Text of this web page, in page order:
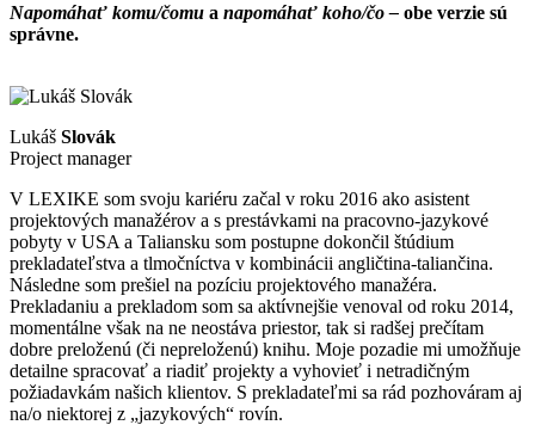
Napomáhať komu/čomu a napomáhať koho/čo – obe verzie sú
správne.
Lukáš Slovák
Project manager
V LEXIKE som svoju kariéru začal v roku 2016 ako asistent
projektových manažérov a s prestávkami na pracovno-jazykové
pobyty v USA a Taliansku som postupne dokončil štúdium
prekladateľstva a tlmočníctva v kombinácii angličtina-taliančina.
Následne som prešiel na pozíciu projektového manažéra.
Prekladaniu a prekladom som sa aktívnejšie venoval od roku 2014,
momentálne však na ne neostáva priestor, tak si radšej prečítam
dobre preloženú (či nepreloženú) knihu. Moje pozadie mi umožňuje
detailne spracovať a riadiť projekty a vyhovieť i netradičným
požiadavkám našich klientov. S prekladateľmi sa rád pozhováram aj
na/o niektorej z „jazykových“ rovín.